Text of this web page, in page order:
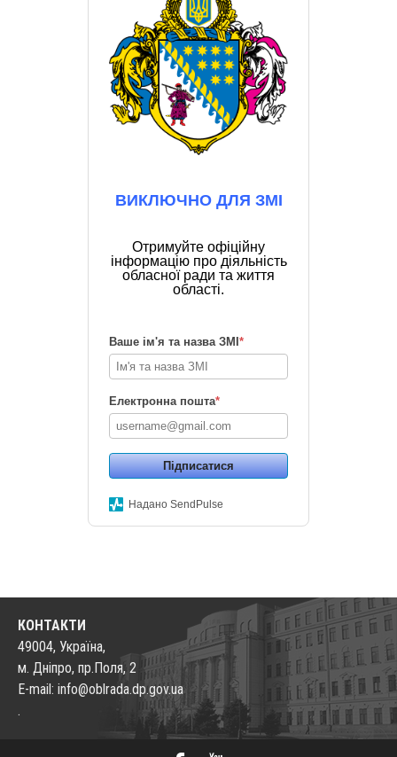
ВИКЛЮЧНО ДЛЯ ЗМІ
Отримуйте офіційну
інформацію про діяльність
обласної ради та життя
області.
Ваше ім'я та назва ЗМІ *
Електронна пошта*
Підписатися
Надано SendPulse
КОНТАКТИ
49004, Україна,
м. Дніпро, пр.Поля, 2
E-mail: info@oblrada.dp.gov.ua
.